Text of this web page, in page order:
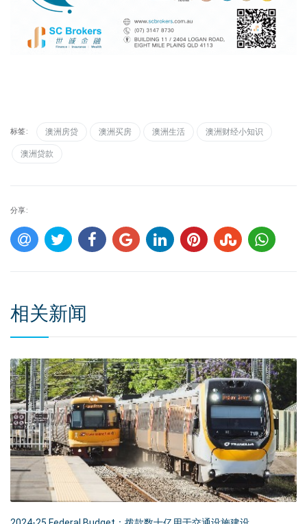
标签: 澳洲房贷 澳洲买房 澳洲生活 澳洲财经小知识
澳洲贷款
分享:
相关新闻